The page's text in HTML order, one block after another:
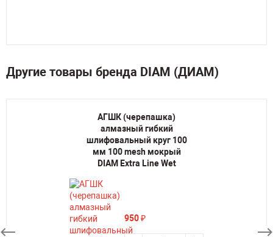
Другие товары бренда DIAM (ДИАМ)
АГШК (черепашка)
алмазный гибкий
шлифовальный круг 100
мм 100 mesh мокрый
DIAM Extra Line Wet
950₽